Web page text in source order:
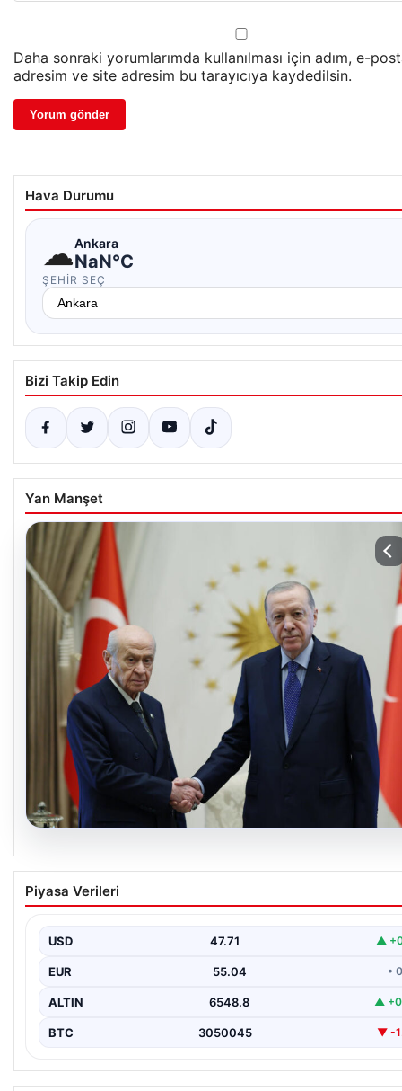
Daha sonraki yorumlarımda kullanılması için adım, e-
adresim ve site adresim bu tarayıcıya kaydedilsin.
Hava Durumu
☁Ankara
NaN°C
ŞEHIR SEÇ
Bizi Takip Edin
Yan Manşet
Cumhurbaşkanı Erdoğan, Devlet Bahçeli ile
görüştü
Piyasa Verileri
USD 47.71 ▲
EUR 55.04 •
ALTIN 6548.8 ▲
BTC 3050045 ▼ -